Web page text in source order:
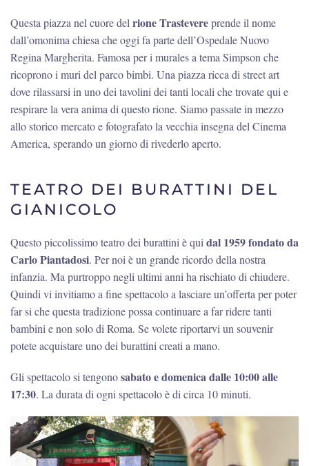
Questa piazza nel cuore del rione Trastevereprende il nome
dall’omonima chiesa che oggi fa parte dell’Ospedale Nuovo
Regina Margherita. Famosa per i murales a tema Simpson che
ricoprono i muri del parco bimbi. Una piazza ricca di street art
dove rilassarsi in uno dei tavolini dei tanti locali che trovate qui e
respirare la vera anima di questo rione. Siamo passate in mezzo
allo storico mercato e fotografato la vecchia insegna del Cinema
America, sperando un giorno di rivederlo aperto.
TEATRO DEI BURATTINI DEL
GIANICOLO
Questo piccolissimo teatro dei burattini è qui dal 1959 fondato da
Carlo Piantadosi. Per noi è un grande ricordo della nostra
infanzia. Ma purtroppo negli ultimi anni ha rischiato di chiudere.
Quindi vi invitiamo a fine spettacolo a lasciare un’offerta per poter
far si che questa tradizione possa continuare a far ridere tanti
bambini e non solo di Roma. Se volete riportarvi un souvenir
potete acquistare uno dei burattini creati a mano.
Gli spettacolo si tengonosabato e domenica dalle 10:00 alle
17:30. La durata di ogni spettacolo è di circa 10 minuti.